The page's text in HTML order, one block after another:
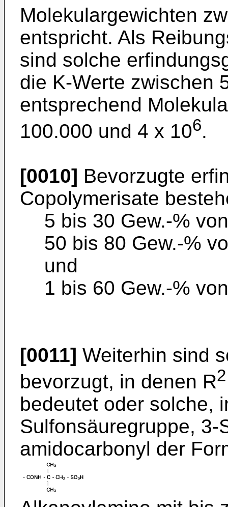
Molekulargewichten
entspricht. Als
sind solche
die K-Werte zwischen
entsprechend
100.000 und 4 x 106.
[0010] Bevorzugte
Copolymerisate
5 bis 30 Gew.-%
50 bis 80 Gew.-%
und
1 bis 60 Gew.-%
[0011] Weiterhin sind
bevorzugt, in denen R2
bedeutet oder solche,
Sulfonsäuregruppe, 3-
amidocarbonyl der